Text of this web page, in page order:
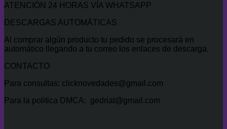
ATENCIÓN 24 HORAS VÍA WHATSAPP
DESCARGAS AUTOMÁTICAS
Al comprar algún producto tu pedido se procesará en
automático llegando a tu correo los enlaces de descarga.
CONTACTO
Para consultas: clicknovedades@gmail.com
Para la politica DMCA: gedriat@gmail.com